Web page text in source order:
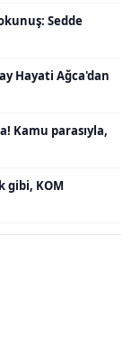
Sedde
Hayati Ağca'dan
Kamu parasıyla,
gibi, KOM